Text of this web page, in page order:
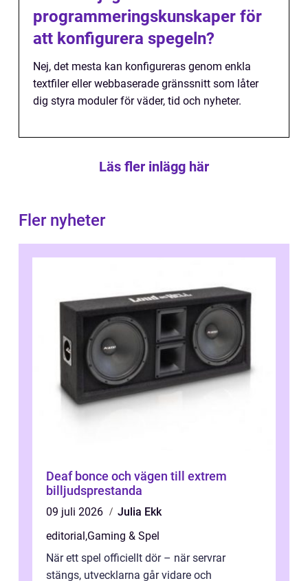
programmeringskunskaper för
att konfigurera spegeln?
Nej, det mesta kan konfigureras genom enkla
textfiler eller webbaserade gränssnitt som låter
dig styra moduler för väder, tid och nyheter.
Läs fler inlägg här
Fler nyheter
Deaf bonce och vägen till extrem
billjudsprestanda
09 juli 2026
Julia Ekk
editorial,Gaming & Spel
När ett spel officiellt dör – när servrar
stängs, utvecklarna går vidare och